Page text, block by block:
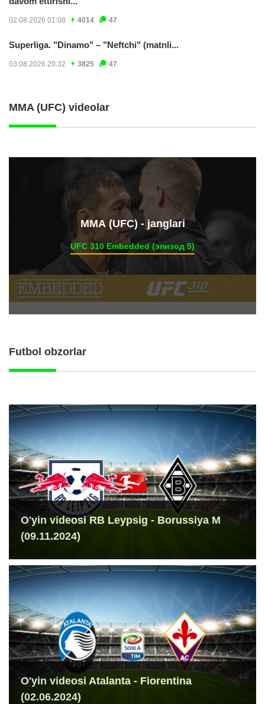
02.08.2026 01:08 4014 47
Superliga. "Dinamo" – "Neftchi" (matnli...
03.08.2026 20:32 3825 47
MMA (UFC) videolar
ММА (UFC) - janglari
UFC 310 Embedded (эпизод 5)
Futbol obzorlar
O'yin videosi RB Leypsig - Borussiya M
(09.11.2024)
O'yin videosi Atalanta - Fiorentina
(02.06.2024)